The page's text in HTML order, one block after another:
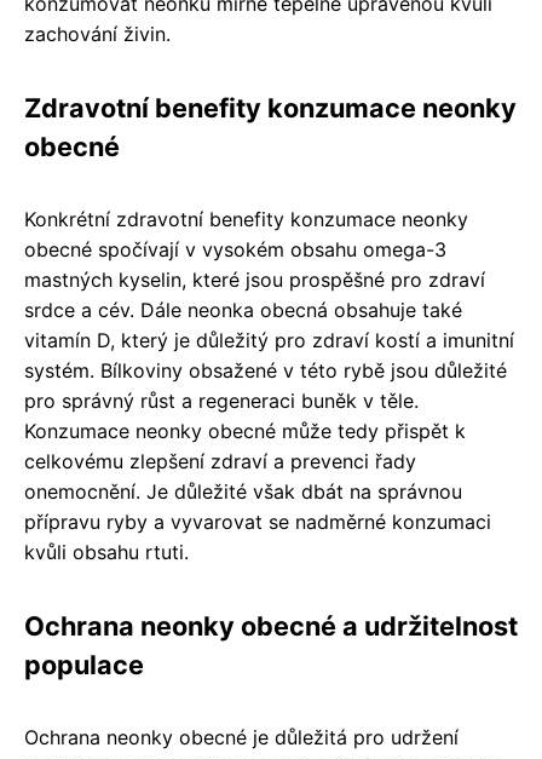
zachování živin.
Zdravotní benefity konzumace neonky
obecné
Konkrétní zdravotní benefity konzumace neonky
obecné spočívají v vysokém obsahu omega-3
mastných kyselin, které jsou prospěšné pro zdraví
srdce a cév. Dále neonka obecná obsahuje také
vitamín D, který je důležitý pro zdraví kostí a imunitní
systém. Bílkoviny obsažené v této rybě jsou důležité
pro správný růst a regeneraci buněk v těle.
Konzumace neonky obecné může tedy přispět k
celkovému zlepšení zdraví a prevenci řady
onemocnění. Je důležité však dbát na správnou
přípravu ryby a vyvarovat se nadměrné konzumaci
kvůli obsahu rtuti.
Ochrana neonky obecné a udržitelnost
populace
Ochrana neonky obecné je důležitá pro udržení